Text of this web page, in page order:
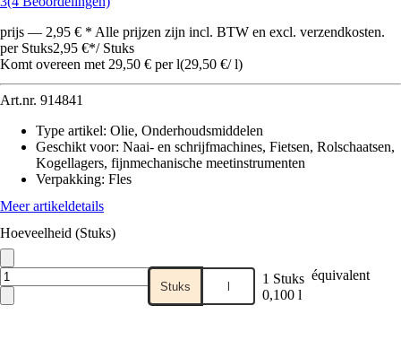
prijs — 2,95 € * Alle prijzen zijn incl. BTW en excl. verzendkosten.
per Stuks2,95 €*/ Stuks
Komt overeen met 29,50 € per l(29,50 €/ l)
Art.nr. 914841
Type artikel: Olie, Onderhoudsmiddelen
Geschikt voor: Naai- en schrijfmachines, Fietsen, Rolschaatsen,
Kogellagers, fijnmechanische meetinstrumenten
Verpakking: Fles
Meer artikeldetails
Hoeveelheid (Stuks)
Stuks l 1 Stuks équivalent
0,100 l